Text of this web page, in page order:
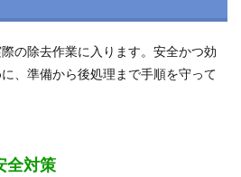
の除去作業に入ります。安全かつ効
、準備から後処理まで手順を守って
全対策